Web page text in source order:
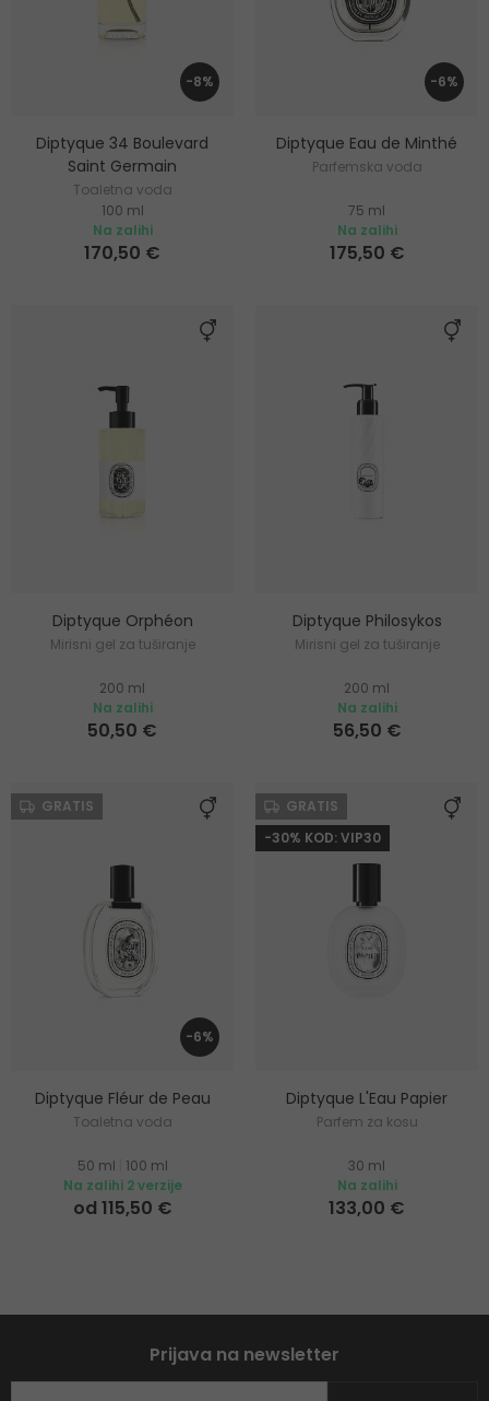
-8%
Diptyque 34 Boulevard
Saint Germain
Toaletna voda
100 ml
Na zalihi
170,50 €
-6%
Diptyque Eau de Minthé
Parfemska voda
75 ml
Na zalihi
175,50 €
Diptyque Orphéon
Mirisni gel za tuširanje
200 ml
Na zalihi
50,50 €
Diptyque Philosykos
Mirisni gel za tuširanje
200 ml
Na zalihi
56,50 €
GRATIS
-6%
Diptyque Fléur de Peau
Toaletna voda
50 ml
100 ml
Na zalihi 2 verzije
od 115,50 €
GRATIS
-30% KOD: VIP30
Diptyque L'Eau Papier
Parfem za kosu
30 ml
Na zalihi
133,00 €
Prijava na newsletter